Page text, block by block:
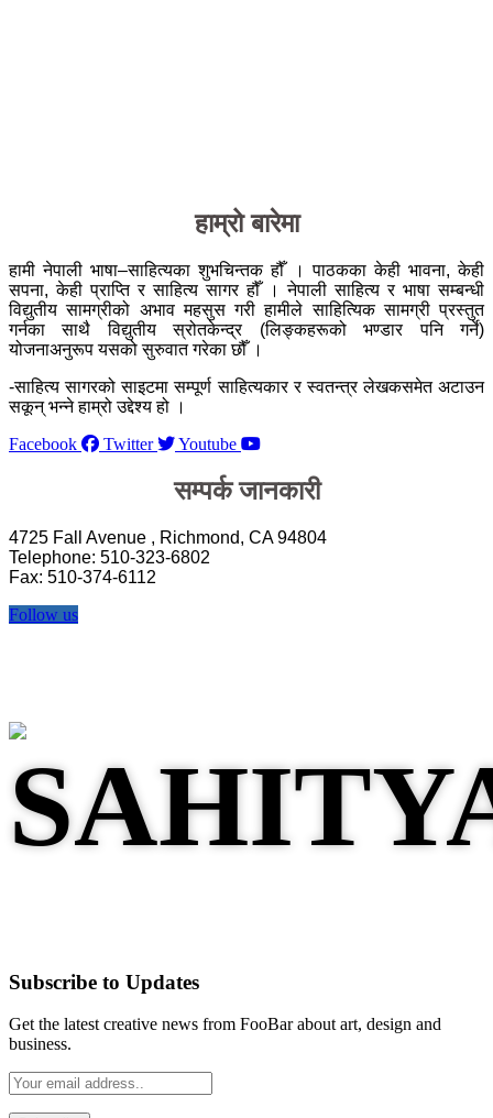
हाम्रो बारेमा
हामी नेपाली भाषा–साहित्यका शुभचिन्तक हौँ । पाठकका केही भावना, केही
सपना, केही प्राप्ति र साहित्य सागर हौँ । नेपाली साहित्य र भाषा सम्बन्धी
विद्युतीय सामग्रीको अभाव महसुस गरी हामीले साहित्यिक सामग्री प्रस्तुत
गर्नका साथै विद्युतीय स्रोतकेन्द्र (लिङ्कहरूको भण्डार पनि गर्ने)
योजनाअनुरूप यसको सुरुवात गरेका छौँ ।
-साहित्य सागरको साइटमा सम्पूर्ण साहित्यकार र स्वतन्त्र लेखकसमेत अटाउन
सकून् भन्ने हाम्रो उद्देश्य हो ।
Facebook
Twitter Youtube
सम्पर्क जानकारी
4725 Fall Avenue , Richmond, CA 94804
Telephone: 510-323-6802
Fax: 510-374-6112
Follow us
Subscribe to Updates
Get the latest creative news from FooBar about art, design and
business.